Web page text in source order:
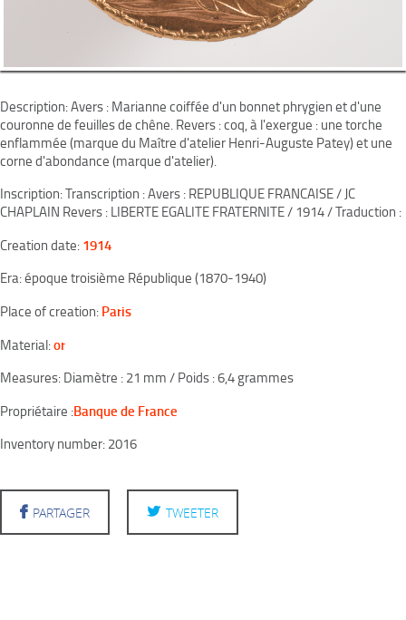
Description: Avers : Marianne coiffée d'un bonnet phrygien et d'une
couronne de feuilles de chêne. Revers : coq, à l'exergue : une torche
enflammée (marque du Maître d'atelier Henri-Auguste Patey) et une
corne d'abondance (marque d'atelier).
Inscription: Transcription : Avers : REPUBLIQUE FRANCAISE / JC
CHAPLAIN Revers : LIBERTE EGALITE FRATERNITE / 1914 / Traduction :
Creation date:1914
Era: époque troisième République (1870-1940)
Place of creation:Paris
Material:or
Measures: Diamètre : 21 mm / Poids : 6,4 grammes
Propriétaire :Banque de France
Inventory number: 2016
PARTAGER TWEETER